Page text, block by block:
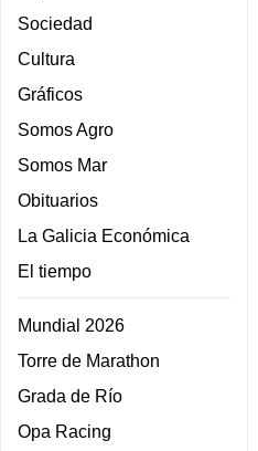
Sociedad
Cultura
Gráficos
Somos Agro
Somos Mar
Obituarios
La Galicia Económica
El tiempo
Mundial 2026
Torre de Marathon
Grada de Río
Opa Racing